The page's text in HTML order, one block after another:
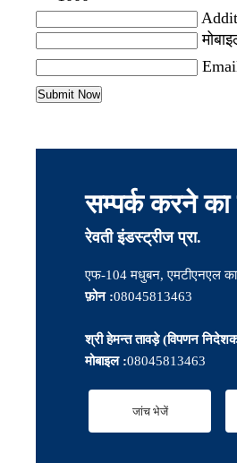
सम्पर्क करने का
रेवती इंडस्ट्रीज प्रा.
एफ-104 मधुबन, एमटीएनएल
फ़ोन :08045813463
श्री हेमन्त तावड़े(विपणन
मोबाइल :08045813463
जांच भेजें